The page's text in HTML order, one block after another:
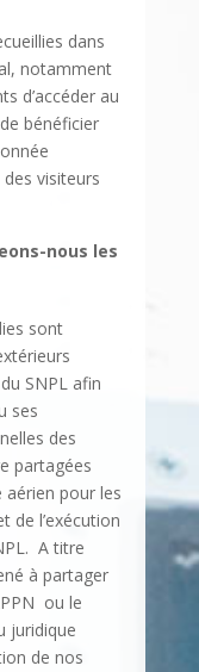
dans
notamment
d’accéder au
bénéficier
des visiteurs
nous les
sont
SNPL afin
ses
des
partagées
aérien pour les
de l’exécution
A titre
à partager
ou le
juridique
de nos